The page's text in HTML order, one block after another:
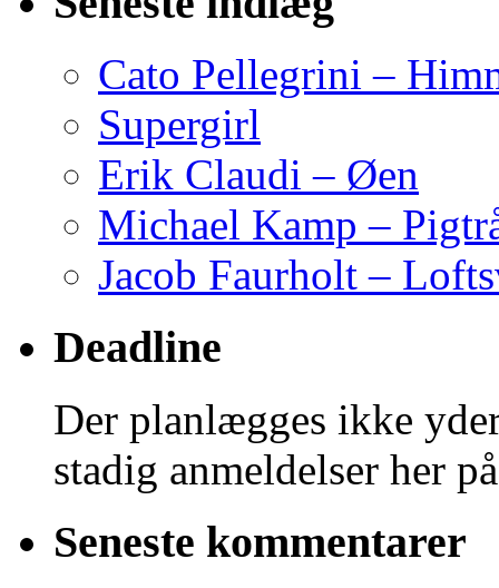
Cato Pellegrini –
Supergirl
Erik Claudi – Øen
Michael Kamp –
Jacob Faurholt –
Deadline
Der planlægges ikke
stadig anmeldelser her
Seneste kommentarer